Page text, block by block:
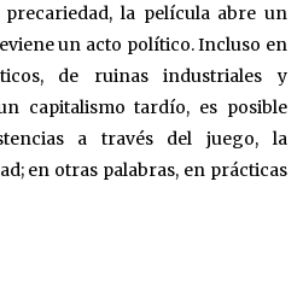
la película abre un
un acto político. Incluso en
de ruinas industriales y
capitalismo tardío, es posible
a través del juego, la
en otras palabras, en prácticas